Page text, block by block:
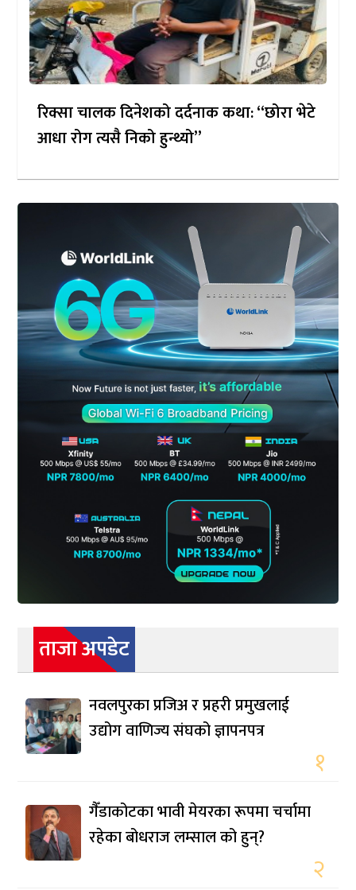
रिक्सा चालक दिनेशको दर्दनाक कथा: “छोरा भेटे
आधा रोग त्यसै निको हुन्थ्यो”
ताजा अपडेट
नवलपुरका प्रजिअ र प्रहरी प्रमुखलाई
उद्योग वाणिज्य संघको ज्ञापनपत्र
१
गैँडाकोटका भावी मेयरका रूपमा चर्चामा
रहेका बोधराज लम्साल को हुन्?
२